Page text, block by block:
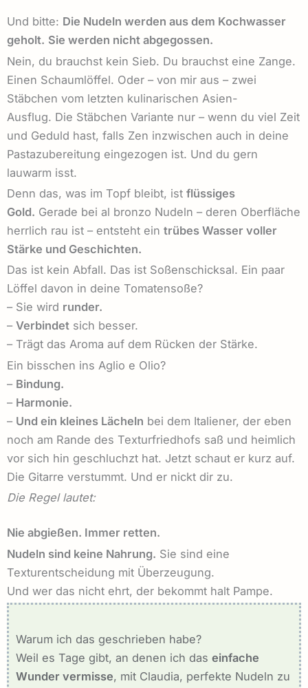
Und bitte: Die Nudeln werden aus dem Kochwasser
geholt. Sie werden nicht abgegossen.
Nein, du brauchst kein Sieb. Du brauchst eine Zange.
Einen Schaumlöffel. Oder – von mir aus – zwei
Stäbchen vom letzten kulinarischen Asien-
Ausflug. Die Stäbchen Variante nur – wenn du viel Zeit
und Geduld hast, falls Zen inzwischen auch in deine
Pastazubereitung eingezogen ist. Und du gern
lauwarm isst.
Denn das, was im Topf bleibt, ist flüssiges
Gold. Gerade bei al bronzo Nudeln – deren Oberfläche
herrlich rau ist – entsteht ein trübes Wasser voller
Stärke und Geschichten.
Das ist kein Abfall. Das ist Soßenschicksal. Ein paar
Löffel davon in deine Tomatensoße?
– Sie wird runder.
– Verbindet sich besser.
– Trägt das Aroma auf dem Rücken der Stärke.
Ein bisschen ins Aglio e Olio?
– Bindung.
– Harmonie.
– Und ein kleines Lächeln bei dem Italiener, der eben
noch am Rande des Texturfriedhofs saß und heimlich
vor sich hin geschluchzt hat. Jetzt schaut er kurz auf.
Die Gitarre verstummt. Und er nickt dir zu.
Die Regel lautet:
Nie abgießen. Immer retten.
Nudeln sind keine Nahrung. Sie sind eine
Texturentscheidung mit Überzeugung.
Und wer das nicht ehrt, der bekommt halt Pampe.
Warum ich das geschrieben habe?
Weil es Tage gibt, an denen ich das einfache
Wunder vermisse, mit Claudia, perfekte Nudeln zu